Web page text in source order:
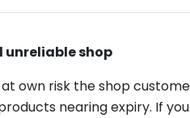
unreliable shop
own risk the shop
nearing expiry. If